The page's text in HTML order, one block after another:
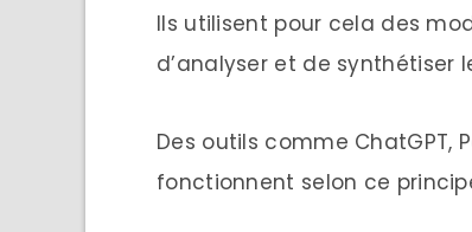
Ils utilisent pour cela des
d’analyser et de synthétiser
Des outils comme ChatGPT,
fonctionnent selon ce